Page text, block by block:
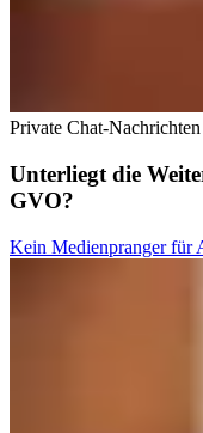
Private Chat-Nachrichten
Unterliegt die
GVO?
Kein Medienpranger für